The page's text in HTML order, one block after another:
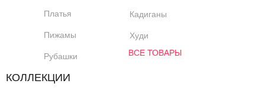
ВСЕ ТОВАРЫ
Платья
Пижамы
Рубашки
КОЛЛЕКЦИИ
Кадиганы
Худи